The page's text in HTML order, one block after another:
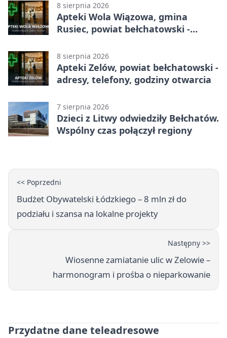
8 sierpnia 2026
Apteki Wola Wiązowa, gmina
Rusiec, powiat bełchatowski -
8 sierpnia 2026
Apteki Zelów, powiat bełchatowski -
adresy, telefony, godziny otwarcia
7 sierpnia 2026
Dzieci z Litwy odwiedziły Bełchatów.
Wspólny czas połączył regiony
<< Poprzedni
Budżet Obywatelski Łódzkiego – 8 mln zł do
podziału i szansa na lokalne projekty
Następny >>
Wiosenne zamiatanie ulic w Zelowie –
harmonogram i prośba o nieparkowanie
Przydatne dane teleadresowe